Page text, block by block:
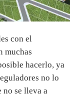
con el
muchas
hacerlo, ya
no lo
no se lleva a